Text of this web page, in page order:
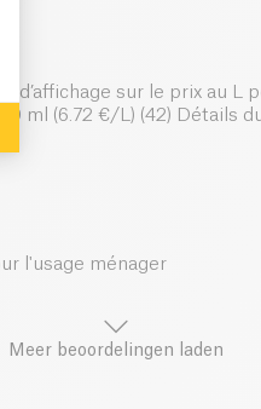
d’affichage sur le prix au L
ml (6.72 €/L) (42) Détails
l'usage ménager
Meer beoordelingen laden